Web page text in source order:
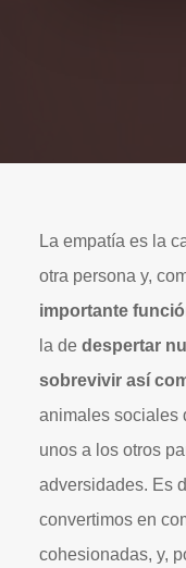
La empatía es la
otra persona y,
importante
la de despertar
sobrevivir así
animales sociales
unos a los otros
adversidades. Es
convertimos en
cohesionadas, y,